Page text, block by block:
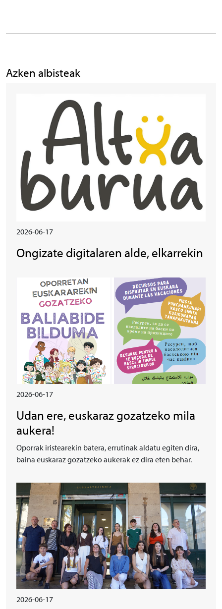
Azken albisteak
2026-06-17
Ongizate digitalaren alde, elkarrekin
2026-06-17
Udan ere, euskaraz gozatzeko mila
aukera!
Oporrak iristearekin batera, errutinak aldatu egiten dira,
baina euskaraz gozatzeko aukerak ez dira eten behar.
Irudia
2026-06-17